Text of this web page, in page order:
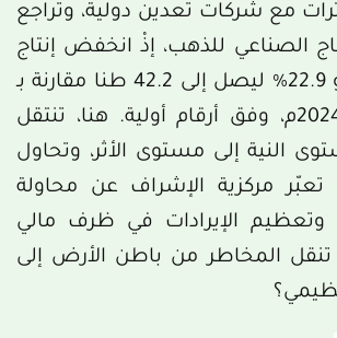
مع شركات تعدين دولية، وتراجع
الصناعي للذهب، إذْ انخفض إنتاج
عام 2025م بنحو 22.9% ليصل إلى 42.2 طنا مقارنة بـ
54.8 طنًا في 2024م، وفق أرقام أولية. هنا، تنتقل
النية إلى مستوى الأثر، وتحاول
مركزية الإشراف عن محاولة
وتعظيم الإيرادات في ظرف مالي
المخاطر من باطن الأرض إلى